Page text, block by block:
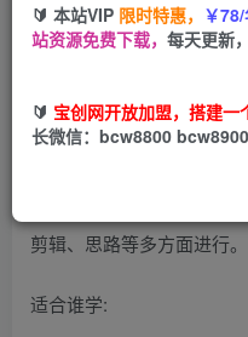
课程内容:
本课程主要讲解怎么利用
剪辑、思路等多方面进行。
适合谁学:
🔰 本站VIP 限时特惠， ￥
站资源免费下载， 每天更新
🔰 宝创网开放加盟，搭建一
长微信：bcw8800 bcw8900